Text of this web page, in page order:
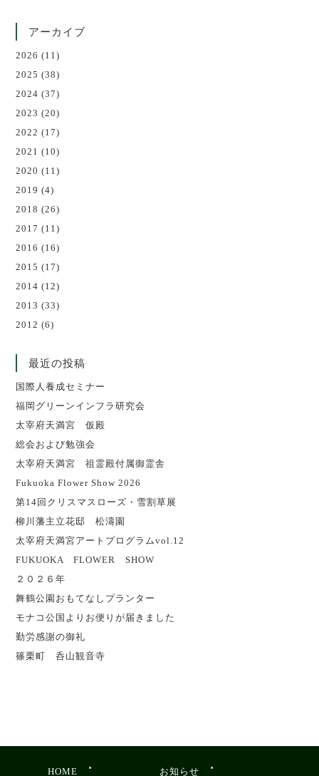
アーカイブ
2026 (11)
2025 (38)
2024 (37)
2023 (20)
2022 (17)
2021 (10)
2020 (11)
2019 (4)
2018 (26)
2017 (11)
2016 (16)
2015 (17)
2014 (12)
2013 (33)
2012 (6)
最近の投稿
国際人養成セミナー
福岡グリーンインフラ研究会
太宰府天満宮 仮殿
総会および勉強会
太宰府天満宮 祖霊殿付属御霊舎
Fukuoka Flower Show 2026
第14回クリスマスローズ・雪割草展
柳川藩主立花邸 松濤園
太宰府天満宮アートプログラムvol.12
FUKUOKA FLOWER SHOW
２０２６年
舞鶴公園おもてなしプランター
モナコ公国よりお便りが届きました
勤労感謝の御礼
篠栗町 呑山観音寺
HOME お知らせ